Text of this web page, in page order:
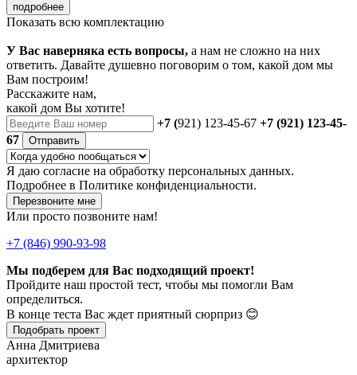
подробнее
Показать всю комплектацию
У Вас наверняка есть вопросы, а нам не сложно на них
ответить. Давайте душевно поговорим о том, какой дом мы
Вам построим!
Расскажите нам,
какой дом Вы хотите!
+7 (921) 123-45-67 +7 (921) 123-45-
67
Отправить
Я даю согласие на обработку персональных данных.
Подробнее в Политике конфиденциальности.
Перезвоните мне
Или просто позвоните нам!
+7 (846) 990-93-98
Мы подберем для Вас подходящий проект!
Пройдите наш простой тест, чтобы мы помогли Вам
определиться.
В конце теста Вас ждет приятный сюрприз 😊
Подобрать проект
Анна Дмитриева
архитектор